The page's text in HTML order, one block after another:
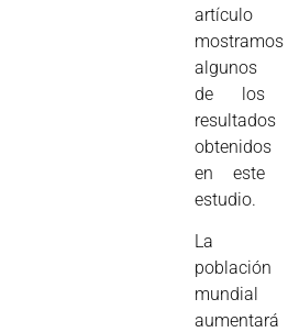
artículo
mostramos
algunos
de los
resultados
obtenidos
en este
estudio.
La
población
mundial
aumentará